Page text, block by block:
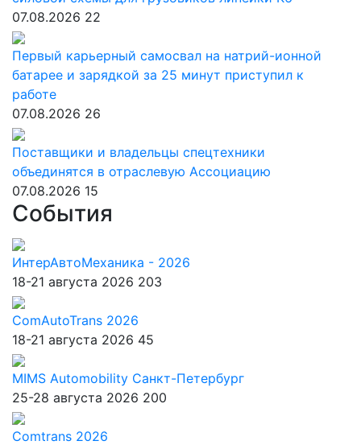
07.08.2026 22
Первый карьерный самосвал на натрий-ионной
батарее и зарядкой за 25 минут приступил к
работе
07.08.2026 26
Поставщики и владельцы спецтехники
объединятся в отраслевую Ассоциацию
07.08.2026 15
События
ИнтерАвтоМеханика - 2026
18-21 августа 2026 203
ComAutoTrans 2026
18-21 августа 2026 45
MIMS Automobility Санкт-Петербург
25-28 августа 2026 200
Comtrans 2026